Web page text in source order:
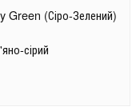
Green (Сіро-Зелений)
сірий